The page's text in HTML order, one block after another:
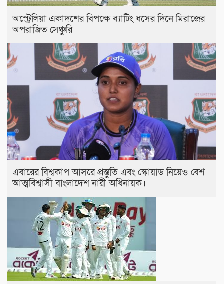
অস্ট্রেলিয়া একাদশের বিপক্ষে ব্যাটিং ধসের দিনে মিরাজের
অপরাজিত সেঞ্চুরি
এবারের বিশ্বকাপ আসরে প্রস্তুতি এবং স্কোয়াড নিয়েও বেশ
আত্মবিশ্বাসী বাংলাদেশ নারী অধিনায়ক।